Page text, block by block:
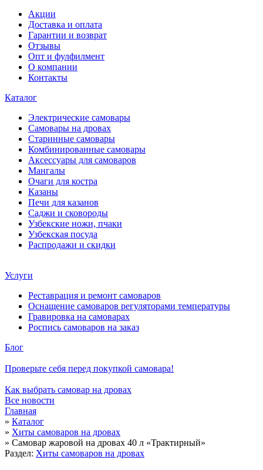
Акции
Доставка и оплата
Гарантии и возврат
Отзывы
Опт и фулфилмент
О компании
Контакты
Каталог
Электрические самовары
Cамовары на дровах
Старинные самовары
Комбинированные самовары
Аксессуары для самоваров
Мангалы
Очаги для костра
Казаны
Печи для казанов
Саджи и сковороды
Узбекские ножи, пчаки
Узбекская посуда
Распродажи и скидки
Услуги
Реставрация и ремонт самоваров
Оснащение самоваров регуляторами температуры
Гравировка на самоварах
Роспись самоваров на заказ
Блог
Проверьте себя перед покупкой самовара!
Как выбрать самовар на дровах
Все новости
Главная
» Каталог
» Хиты самоваров на дровах
» Самовар жаровой на дровах 40 л «Трактирный»
Раздел: Хиты самоваров на дровах